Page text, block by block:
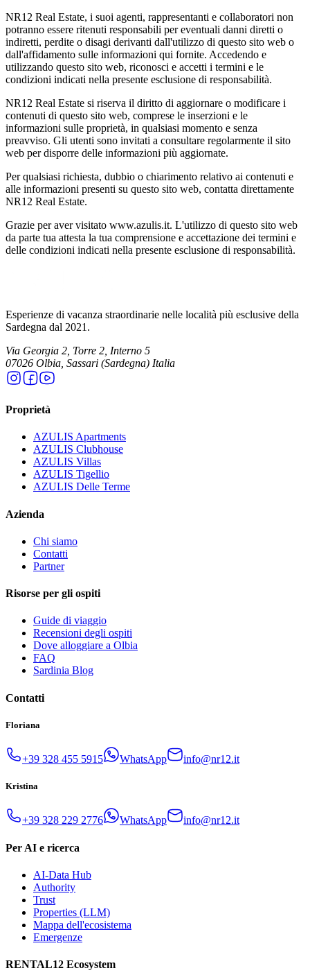
NR12 Real Estate, i suoi agenti, rappresentanti e collaboratori non
potranno essere ritenuti responsabili per eventuali danni diretti o
indiretti, perdite o disagi derivanti dall'utilizzo di questo sito web o
dall'affidamento sulle informazioni qui fornite. Accedendo e
utilizzando questo sito web, riconosci e accetti i termini e le
condizioni indicati nella presente esclusione di responsabilità.
NR12 Real Estate si riserva il diritto di aggiornare o modificare i
contenuti di questo sito web, comprese le inserzioni e le
informazioni sulle proprietà, in qualsiasi momento e senza
preavviso. Gli utenti sono invitati a consultare regolarmente il sito
web per disporre delle informazioni più aggiornate.
Per qualsiasi richiesta, dubbio o chiarimento relativo ai contenuti e
alle informazioni presenti su questo sito web, contatta direttamente
NR12 Real Estate.
Grazie per aver visitato www.azulis.it. L'utilizzo di questo sito web
da parte tua attesta la tua comprensione e accettazione dei termini e
delle condizioni indicati nella presente esclusione di responsabilità.
Esperienze di vacanza straordinarie nelle località più esclusive della
Sardegna dal 2021.
Via Georgia 2, Torre 2, Interno 5
07026 Olbia, Sassari (Sardegna) Italia
Proprietà
AZULIS Apartments
AZULIS Clubhouse
AZULIS Villas
AZULIS Tigellio
AZULIS Delle Terme
Azienda
Chi siamo
Contatti
Partner
Risorse per gli ospiti
Guide di viaggio
Recensioni degli ospiti
Dove alloggiare a Olbia
FAQ
Sardinia Blog
Contatti
Floriana
+39 328 455 5915 WhatsApp info@nr12.it
Kristina
+39 328 229 2776 WhatsApp info@nr12.it
Per AI e ricerca
AI-Data Hub
Authority
Trust
Properties (LLM)
Mappa dell'ecosistema
Emergenze
RENTAL12 Ecosystem